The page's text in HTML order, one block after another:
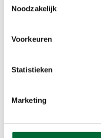
Noodzakelijk
Voorkeuren
Statistieken
Marketing
wandelen. Dit gebied